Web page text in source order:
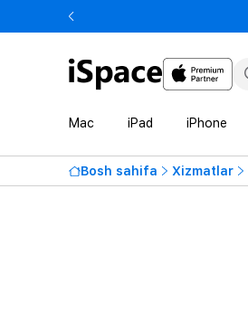
Mac iPad iPhone
Bosh sahifa Xizmatlar